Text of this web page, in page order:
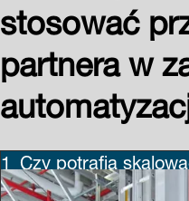
stosować
partnera w
Czy potrafią